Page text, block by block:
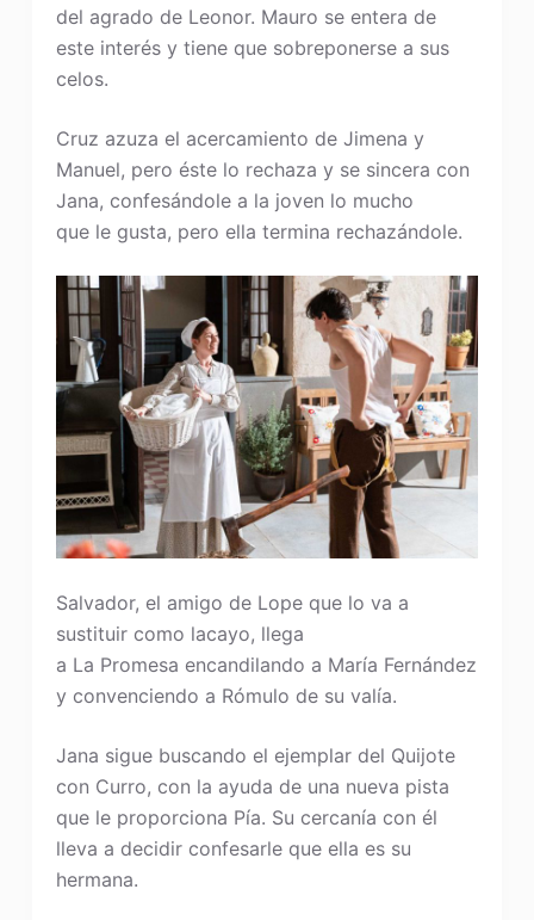
del agrado de Leonor. Mauro se entera de
este interés y tiene que sobreponerse a sus
celos.
Cruz azuza el acercamiento de Jimena y
Manuel, pero éste lo rechaza y se sincera con
Jana, confesándole a la joven lo mucho
que le gusta, pero ella termina rechazándole.
Salvador, el amigo de Lope que lo va a
sustituir como lacayo, llega
a La Promesa encandilando a María Fernández
y convenciendo a Rómulo de su valía.
Jana sigue buscando el ejemplar del Quijote
con Curro, con la ayuda de una nueva pista
que le proporciona Pía. Su cercanía con él
lleva a decidir confesarle que ella es su
hermana.